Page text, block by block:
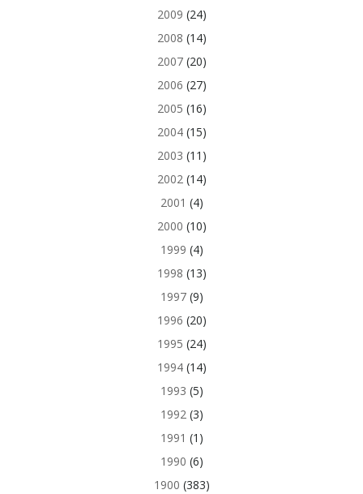
2009 (24)
2008 (14)
2007(20)
2006 (27)
2005 (16)
2004(15)
2003 (11)
2002(14)
2001 (4)
2000 (10)
1999 (4)
1998 (13)
1997(9)
1996 (20)
1995 (24)
1994(14)
1993 (5)
1992(3)
1991 (1)
1990 (6)
1900 (383)